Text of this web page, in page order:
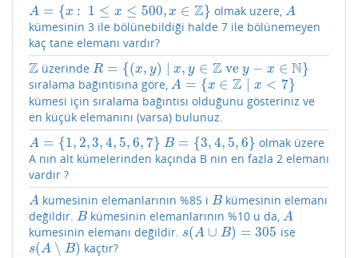
A = {x : 1 ≤ x ≤ 500, x ∈ Z}
A= {x: 1≤x ≤ 500,x ∈Z } olmak uzere, A
A
kümesinin 3 ile bölünebildiği halde 7 ile bölünemeyen
kaç tane elemanı vardır?
Z
Z üzerindeR = {(x, y) x, y ∈ Z ve y − x ∈ N}
R= {(x y )∣x,y∈Z ve y− x∈ N}
sıralama bağıntısına göre, A = {x ∈ Z x < 7}
A= {x∈Z∣ x< 7}
kümesi için sıralama bağıntısı olduğunu gösteriniz ve
en küçük elemanını (varsa) bulunuz.
A = {1, 2,3, 4, 5,6, 7}
A= {1, 2, 3,4 ,5,6,7 } B = {3,4, 5,6}
B= {3, 4,5,6}
olmak üzere
A nın alt kümelerinden kaçında B nin en fazla 2 elemanı
vardır ?
A
A kumesinin elemanlarının %85 i B
B kümesinin elemanı
değildir. B
B kümesinin elemanlarının %10 u da, A
A
kümesinin elemanı değildir. s(A ∪ B) = 305
s(A∪ B) =305 ise
s(A ∖ B)
s(A∖ B) kaçtır?